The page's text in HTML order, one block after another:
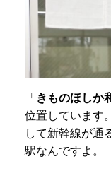
「きものほしか
位置しています
して新幹線が通
駅なんですよ。